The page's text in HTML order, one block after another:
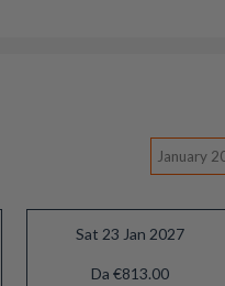
January
Sat 23 Jan 2027
Da €813.00